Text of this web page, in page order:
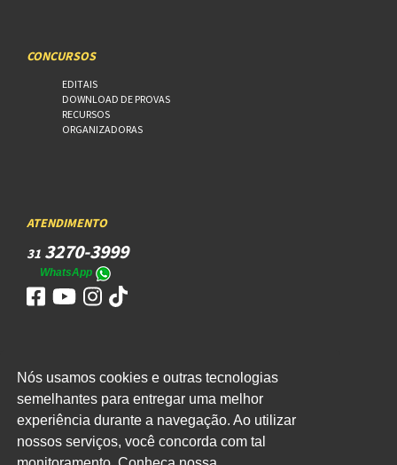
Nós usamos cookies e outras tecnologias
semelhantes para entregar uma melhor
experiência durante a navegação. Ao utilizar
nossos serviços, você concorda com tal
CONCURSOS
EDITAIS
DOWNLOAD DE PROVAS
RECURSOS
ORGANIZADORAS
ATENDIMENTO
31 3270-3999
WhatsApp
ACESSO
WEBMAIL